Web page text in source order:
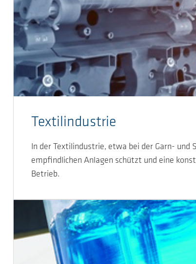
Textilindustrie
In der Textilindustrie, etwa bei der Garn-
empfindlichen Anlagen schützt und eine
Betrieb.